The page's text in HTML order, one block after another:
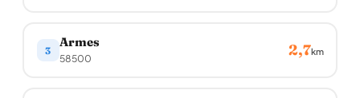
3
Armes
58500 2,7km